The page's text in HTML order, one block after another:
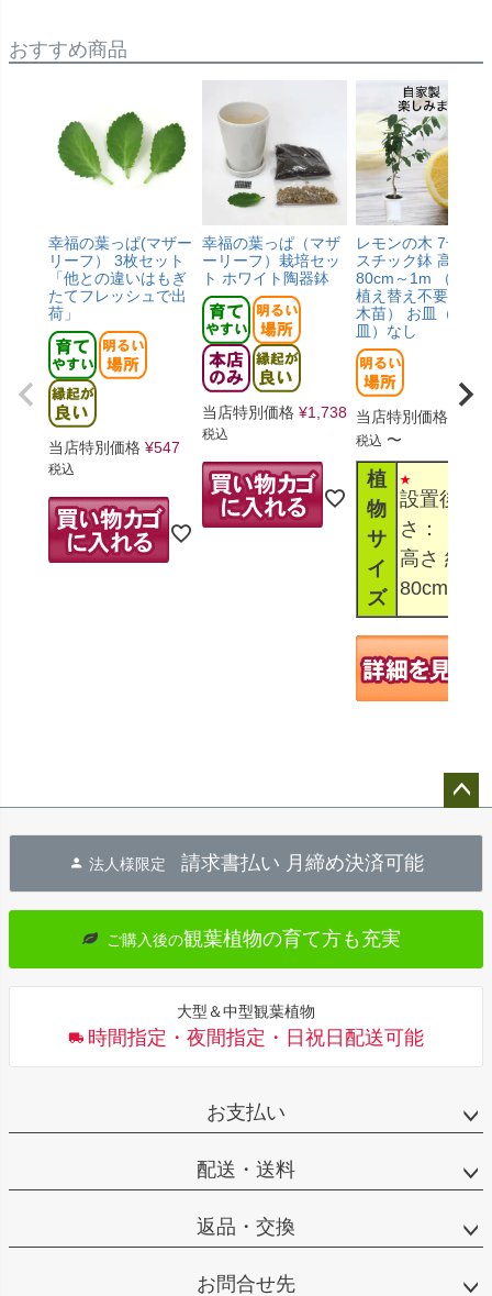
おすすめ商品
幸福の葉っぱ(マザー
リーフ） 3枚セット
「他との違いはもぎ
たてフレッシュで出
荷」
当店特別価格 ¥547
税込
幸福の葉っぱ（マザ
ーリーフ）栽培セッ
ト ホワイト陶器鉢
当店特別価格 ¥1,738
税込
レモンの木 7号 プ
スチック鉢 高さ 約
80cm～1m （すぐ
植え替え不要／接
木苗） お皿（受け
皿）なし
当店特別価格
税込 〜
植
物
サ
イ
ズ
設置後高
さ：
高さ 約
80cm～
へ
法人様限定 請求書払い 月締め決済可能
ご購入後の観葉植物の育て方も充実
大型＆中型観葉植物
時間指定・夜間指定・日祝日配送可能
お支払い
配送・送料
返品・交換
お問合せ先